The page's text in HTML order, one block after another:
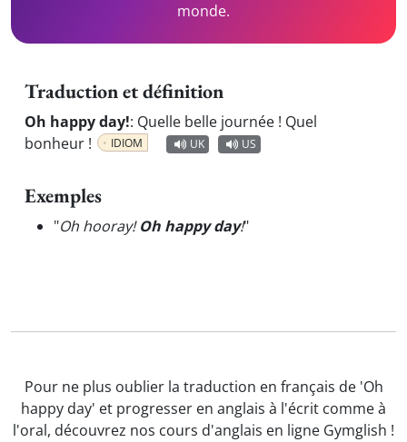
monde.
Traduction et définition
Oh happy day!: Quelle belle journée ! Quel
bonheur !
IDIOM UK US
Exemples
"Oh hooray!Oh happy day!"
Pour ne plus oublier la traduction en français de 'Oh
happy day' et progresser en anglais à l'écrit comme à
l'oral, découvrez nos cours d'anglais en ligne Gymglish !